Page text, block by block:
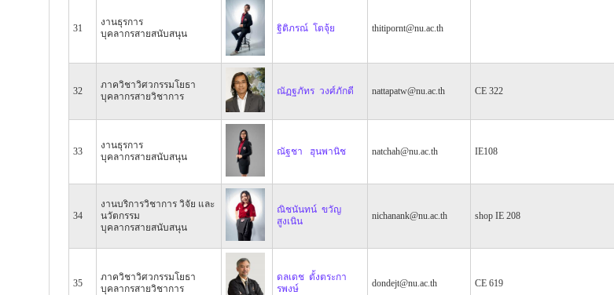
31
งานธุรการ
บุคลากรสายสนับสนุน
ฐิติภรณ์ โตจุ้ย thitipornt@nu.ac.th
32
ภาควิชาวิศวกรรมโยธา
บุคลากรสายวิชาการ
ณัฏฐภัทร วงศ์ภักดี nattapatw@nu.ac.th CE 322
33
งานธุรการ
บุคลากรสายสนับสนุน
ณัฐชา ฮุนพานิช natchah@nu.ac.th IE108
34
งานบริการวิชาการ วิจัย และ
นวัตกรรม
บุคลากรสายสนับสนุน
ณิชนันทน์ ขวัญ
สูงเนิน
nichanank@nu.ac.th shop IE 208
35
ภาควิชาวิศวกรรมโยธา
บุคลากรสายวิชาการ
ดลเดช ตั้งตระกา
รพงษ์
dondejt@nu.ac.th CE 619